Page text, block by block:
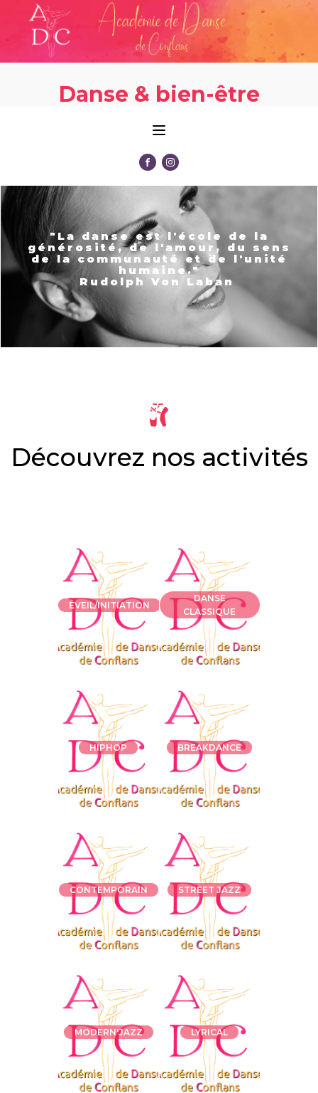
Danse & bien-être
"La danse est l'école de la
générosité, de l'amour, du sens
de la communauté et de l'unité
humaine."
Rudolph Von Laban
Découvrez nos activités
ÉVEIL/INITIATION
DANSE
CLASSIQUE
HIPHOP BREAKDANCE
CONTEMPORAIN STREET JAZZ
MODERN'JAZZ LYRICAL